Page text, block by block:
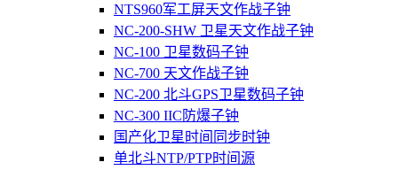
NTS960军工屏天文作战子钟
NC-200-SHW 卫星天文作战子钟
NC-100 卫星数码子钟
NC-700 天文作战子钟
NC-200 北斗GPS卫星数码子钟
NC-300 IIC防爆子钟
国产化卫星时间同步时钟
单北斗NTP/PTP时间源